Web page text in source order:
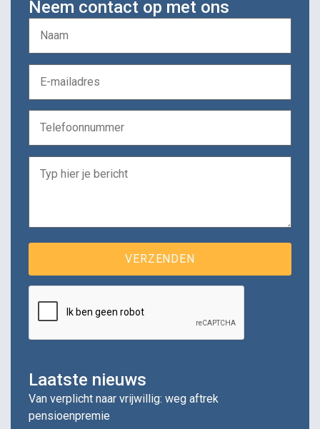
Neem contact op met ons
Laatste nieuws
Van verplicht naar vrijwillig: weg aftrek
pensioenpremie